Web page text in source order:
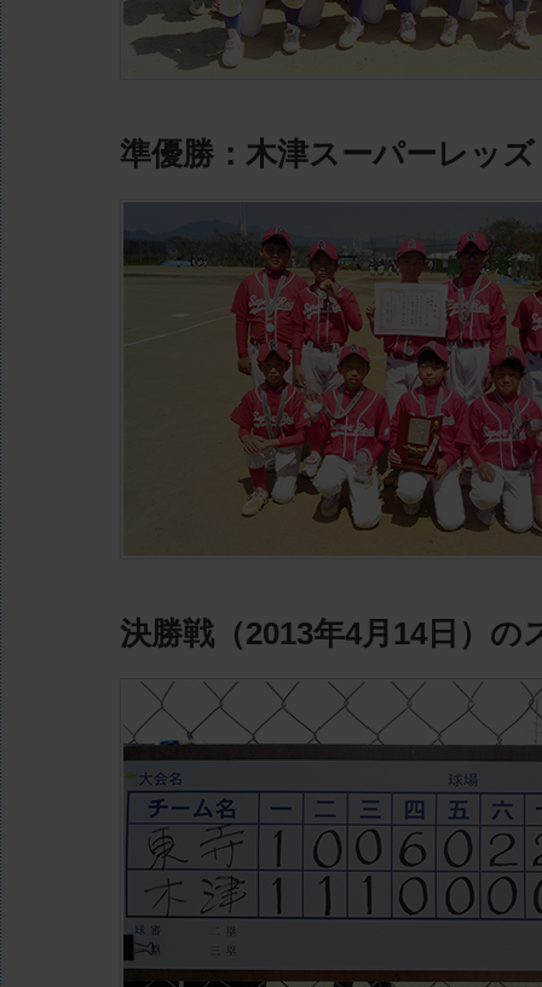
準優勝：木津スーパーレッズ
決勝戦（2013年4月14日）の